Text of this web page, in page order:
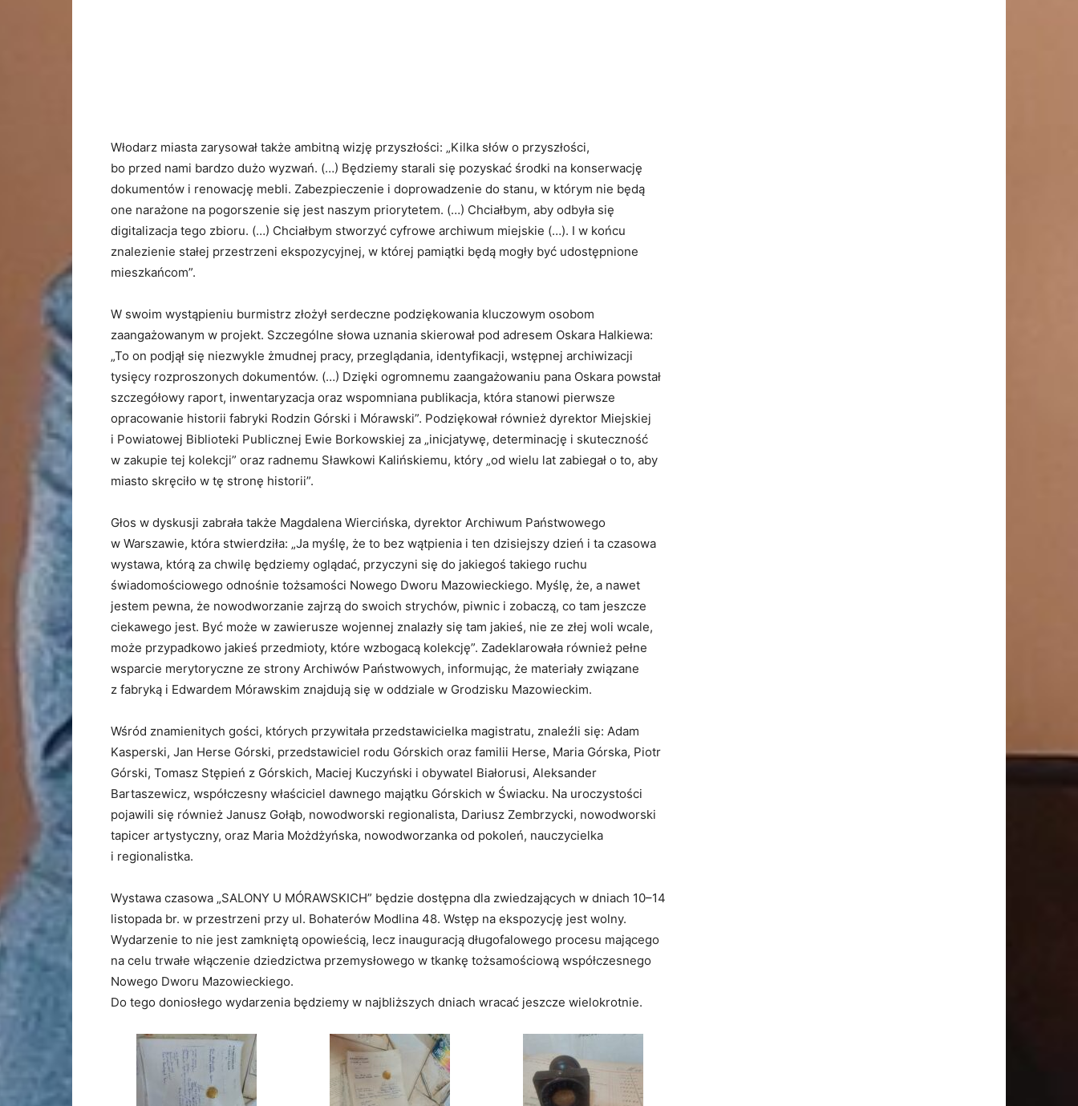
Włodarz miasta zarysował także ambitną wizję przyszłości: „Kilka słów o przyszłości,
bo przed nami bardzo dużo wyzwań. (…) Będziemy starali się pozyskać środki na konserwację
dokumentów i renowację mebli. Zabezpieczenie i doprowadzenie do stanu, w którym nie będą
one narażone na pogorszenie się jest naszym priorytetem. (…) Chciałbym, aby odbyła się
digitalizacja tego zbioru. (…) Chciałbym stworzyć cyfrowe archiwum miejskie (…). I w końcu
znalezienie stałej przestrzeni ekspozycyjnej, w której pamiątki będą mogły być udostępnione
mieszkańcom”.
W swoim wystąpieniu burmistrz złożył serdeczne podziękowania kluczowym osobom
zaangażowanym w projekt. Szczególne słowa uznania skierował pod adresem Oskara Halkiewa:
„To on podjął się niezwykle żmudnej pracy, przeglądania, identyfikacji, wstępnej archiwizacji
tysięcy rozproszonych dokumentów. (…) Dzięki ogromnemu zaangażowaniu pana Oskara powstał
szczegółowy raport, inwentaryzacja oraz wspomniana publikacja, która stanowi pierwsze
opracowanie historii fabryki Rodzin Górski i Mórawski”. Podziękował również dyrektor Miejskiej
i Powiatowej Biblioteki Publicznej Ewie Borkowskiej za „inicjatywę, determinację i skuteczność
w zakupie tej kolekcji” oraz radnemu Sławkowi Kalińskiemu, który „od wielu lat zabiegał o to, aby
miasto skręciło w tę stronę historii”.
Głos w dyskusji zabrała także Magdalena Wiercińska, dyrektor Archiwum Państwowego
w Warszawie, która stwierdziła: „Ja myślę, że to bez wątpienia i ten dzisiejszy dzień i ta czasowa
wystawa, którą za chwilę będziemy oglądać, przyczyni się do jakiegoś takiego ruchu
świadomościowego odnośnie tożsamości Nowego Dworu Mazowieckiego. Myślę, że, a nawet
jestem pewna, że nowodworzanie zajrzą do swoich strychów, piwnic i zobaczą, co tam jeszcze
ciekawego jest. Być może w zawierusze wojennej znalazły się tam jakieś, nie ze złej woli wcale,
może przypadkowo jakieś przedmioty, które wzbogacą kolekcję”. Zadeklarowała również pełne
wsparcie merytoryczne ze strony Archiwów Państwowych, informując, że materiały związane
z fabryką i Edwardem Mórawskim znajdują się w oddziale w Grodzisku Mazowieckim.
Wśród znamienitych gości, których przywitała przedstawicielka magistratu, znaleźli się: Adam
Kasperski, Jan Herse Górski, przedstawiciel rodu Górskich oraz familii Herse, Maria Górska, Piotr
Górski, Tomasz Stępień z Górskich, Maciej Kuczyński i obywatel Białorusi, Aleksander
Bartaszewicz, współczesny właściciel dawnego majątku Górskich w Świacku. Na uroczystości
pojawili się również Janusz Gołąb, nowodworski regionalista, Dariusz Zembrzycki, nowodworski
tapicer artystyczny, oraz Maria Możdżyńska, nowodworzanka od pokoleń, nauczycielka
i regionalistka.
Wystawa czasowa „SALONY U MÓRAWSKICH” będzie dostępna dla zwiedzających w dniach 10–14
listopada br. w przestrzeni przy ul. Bohaterów Modlina 48. Wstęp na ekspozycję jest wolny.
Wydarzenie to nie jest zamkniętą opowieścią, lecz inauguracją długofalowego procesu mającego
na celu trwałe włączenie dziedzictwa przemysłowego w tkankę tożsamościową współczesnego
Nowego Dworu Mazowieckiego.
Do tego doniosłego wydarzenia będziemy w najbliższych dniach wracać jeszcze wielokrotnie.